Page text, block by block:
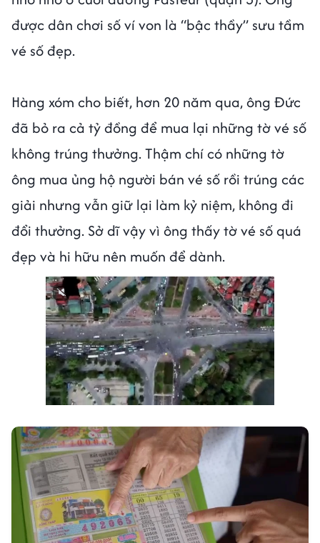
được dân chơi số ví von là “bậc thầy” sưu tầm
vé số đẹp.
Hàng xóm cho biết, hơn 20 năm qua, ông Đức
đã bỏ ra cả tỷ đồng để mua lại những tờ vé số
không trúng thưởng. Thậm chí có những tờ
ông mua ủng hộ người bán vé số rồi trúng các
giải nhưng vẫn giữ lại làm kỷ niệm, không đi
đổi thưởng. Sở dĩ vậy vì ông thấy tờ vé số quá
đẹp và hi hữu nên muốn để dành.